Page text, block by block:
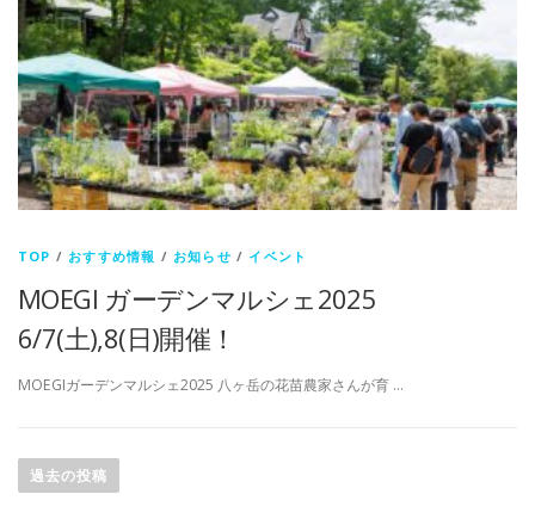
TOP / おすすめ情報 / お知らせ /イベント
MOEGI ガーデンマルシェ2025
6/7(土),8(日)開催！
MOEGIガーデンマルシェ2025 八ヶ岳の花苗農家さんが育 …
稿
過去の投稿